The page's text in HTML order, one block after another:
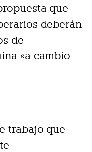
que
deberán
de
«a cambio
trabajo que